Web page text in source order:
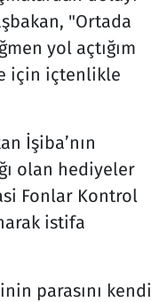
"Ortada
yol açtığım
için içtenlikle
İşiba’nın
olan hediyeler
Fonlar Kontrol
istifa
parasını kendi